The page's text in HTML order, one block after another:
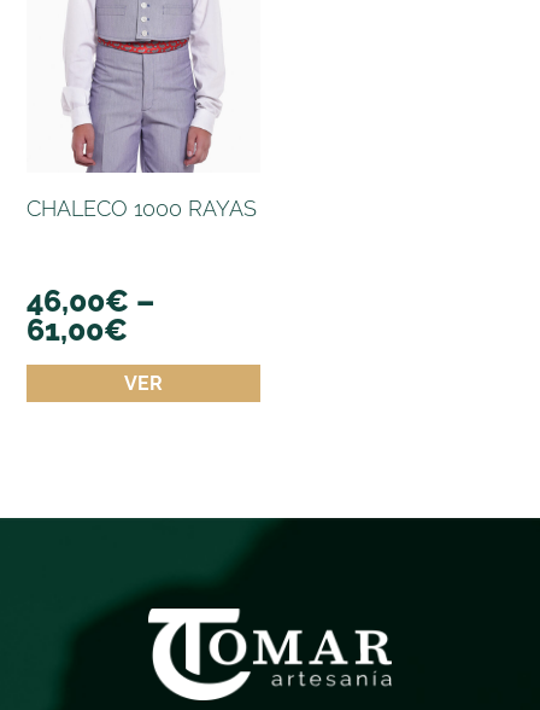
CHALECO 1000 RAYAS
46,00€ –
61,00€
VER